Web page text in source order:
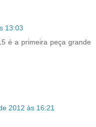
13:03
é a primeira peça grande
2012 às 16:21